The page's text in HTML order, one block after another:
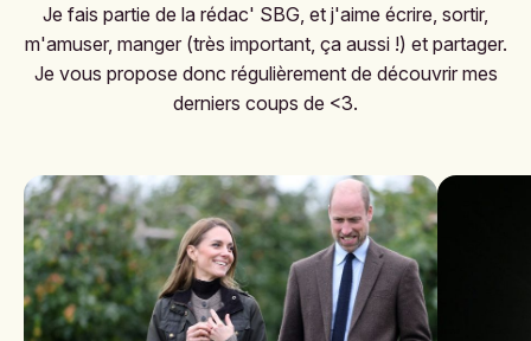
Je fais partie de la rédac' SBG, et j'aime écrire, sortir,
m'amuser, manger (très important, ça aussi !) et partager.
Je vous propose donc régulièrement de découvrir mes
derniers coups de <3.